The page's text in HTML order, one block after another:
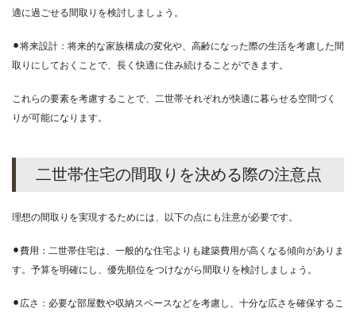
適に過ごせる間取りを検討しましょう。
⚫︎将来設計：将来的な家族構成の変化や、高齢になった際の生活を考慮した間
取りにしておくことで、長く快適に住み続けることができます。
これらの要素を考慮することで、二世帯それぞれが快適に暮らせる空間づく
りが可能になります。
二世帯住宅の間取りを決める際の注意点
理想の間取りを実現するためには、以下の点にも注意が必要です。
⚫︎費用：二世帯住宅は、一般的な住宅よりも建築費用が高くなる傾向がありま
す。予算を明確にし、優先順位をつけながら間取りを検討しましょう。
⚫︎広さ：必要な部屋数や収納スペースなどを考慮し、十分な広さを確保するこ